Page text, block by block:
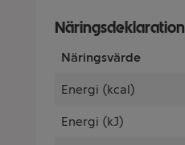
Näringsdeklaration
Näringsvärde
Energi (kcal)
Energi (kJ)